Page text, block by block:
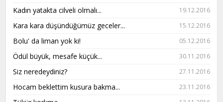
Kadın yatakta cilveli olmalı... 19.12.2016
Kara kara düşündüğümüz geceler... 15.12.2016
Bolu' da liman yok ki! 05.12.2016
Ödül büyük, mesafe küçük... 30.11.2016
Siz neredeydiniz? 27.11.2016
Hocam beklettim kusura bakma... 23.11.2016